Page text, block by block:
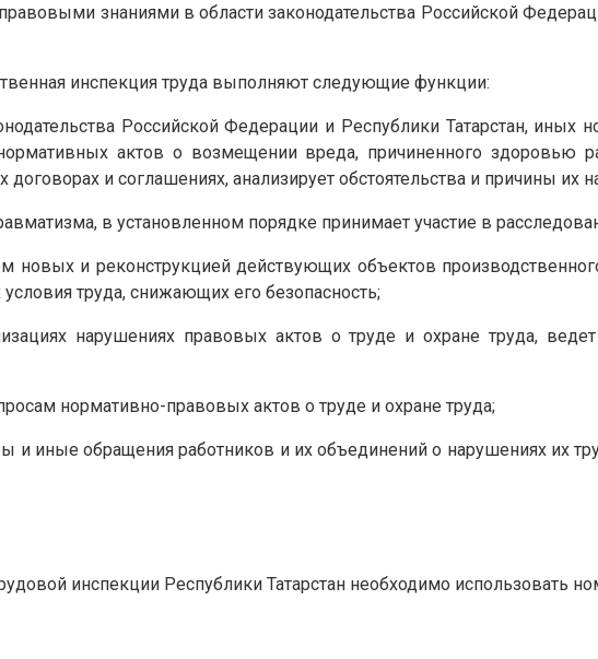
знаниями в области законодательства Российской
инспекция труда выполняют следующие функции:
Российской Федерации и Республики Татарстан, иных
актов о возмещении вреда, причиненного здоровью
договорах и соглашениях, анализирует обстоятельства и причины
в установленном порядке принимает участие в
новых и реконструкцией действующих объектов
труда, снижающих его безопасность;
нарушениях правовых актов о труде и охране труда,
нормативно-правовых актов о труде и охране труда;
и иные обращения работников и их объединений о нарушениях их
инспекции Республики Татарстан необходимо использовать